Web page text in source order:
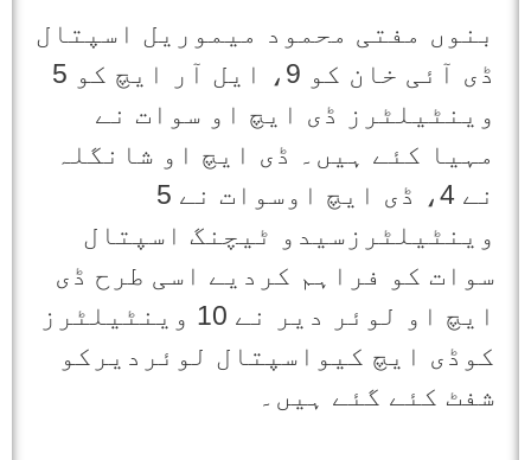
بنوں مفتی محمود میموریل اسپتال
ڈی آئی خان کو 9، ایل آر ایچ کو 5
وینٹیلٹرز ڈی ایچ او سوات نے
مہیا کئے ہیں۔ ڈی ایچ او شانگلہ
نے 4، ڈی ایچ اوسوات نے 5
وینٹیلٹرزسیدو ٹیچنگ اسپتال
سوات کو فراہم کردیے اسی طرح ڈی
ایچ او لوئر دیر نے 10 وینٹیلٹرز
کوڈی ایچ کیواسپتال لوئردیرکو
شفٹ کئے گئے ہیں۔